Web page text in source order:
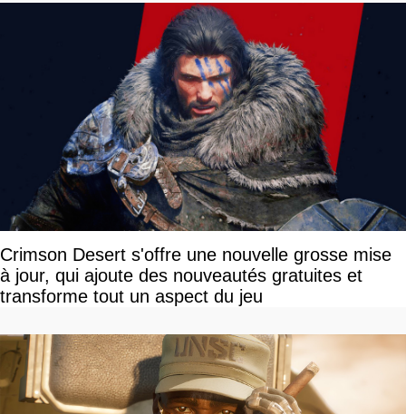
Crimson Desert s'offre une nouvelle grosse mise
à jour, qui ajoute des nouveautés gratuites et
transforme tout un aspect du jeu